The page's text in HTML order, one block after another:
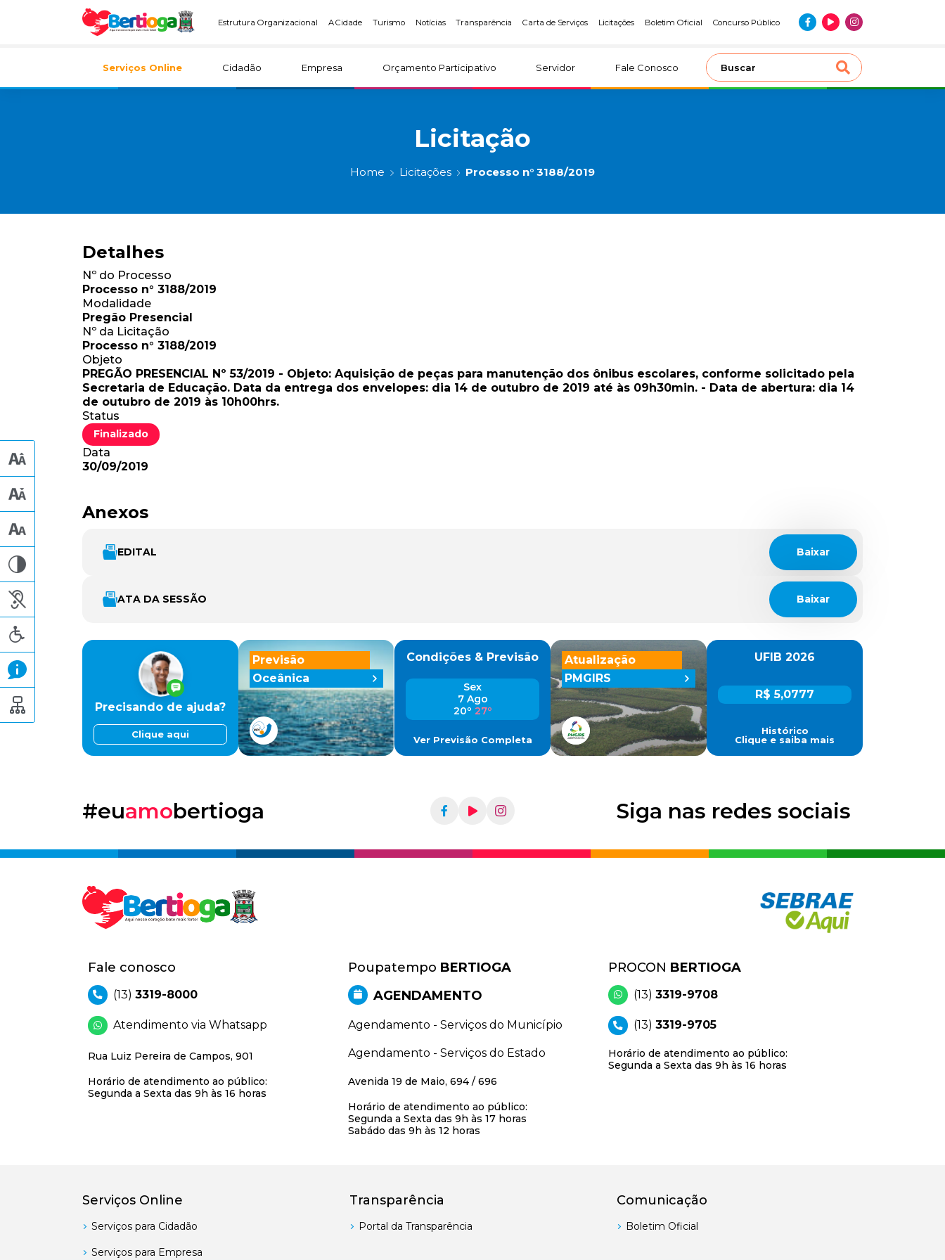
Estrutura Organizacional A Cidade Turismo Notícias Transparência Carta de Serviços Licitações Boletim Oficial Concurso Público
Serviços Online Cidadão Empresa Orçamento Participativo Servidor Fale Conosco
Licitação
Home Licitações Processo n° 3188/2019
Detalhes
Nº do Processo
Processo n° 3188/2019
Modalidade
Pregão Presencial
Nº da Licitação
Processo n° 3188/2019
Objeto
PREGÃO PRESENCIAL Nº 53/2019 - Objeto: Aquisição de peças para manutenção dos ônibus escolares, conforme solicitado pela
Secretaria de Educação. Data da entrega dos envelopes: dia 14 de outubro de 2019 até às 09h30min. - Data de abertura: dia 14
de outubro de 2019 às 10h00hrs.
Status
Finalizado
Data
30/09/2019
Anexos
EDITAL Baixar
ATA DA SESSÃO Baixar
Previsão
Oceânica
Precisando de ajuda?
Clique aqui
Condições & Previsão
Sex
7 Ago
20º 27º
Ver Previsão Completa
UFIB 2026
R$ 5,0777
Histórico
Clique e saiba mais
Atualização
PMGIRS
#euamobertioga Siga nas redes sociais
Fale conosco
(13) 3319-8000
Atendimento via Whatsapp
Rua Luiz Pereira de Campos, 901
Horário de atendimento ao público:
Segunda a Sexta das 9h às 16 horas
Poupatempo BERTIOGA
AGENDAMENTO
Agendamento - Serviços do Município
Agendamento - Serviços do Estado
Avenida 19 de Maio, 694 / 696
Horário de atendimento ao público:
Segunda a Sexta das 9h às 17 horas
Sabádo das 9h às 12 horas
PROCON BERTIOGA
(13) 3319-9708
(13) 3319-9705
Horário de atendimento ao público:
Segunda a Sexta das 9h às 16 horas
Serviços Online
Serviços para Cidadão
Serviços para Empresa
Transparência
Portal da Transparência
Comunicação
Boletim Oficial